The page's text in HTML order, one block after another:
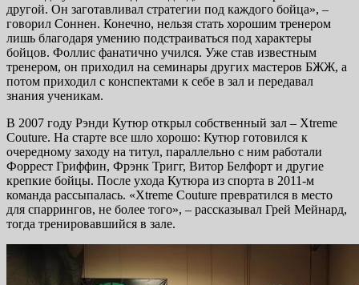
другой. Он заготавливал стратегии под каждого бойца», –
говорил Соннен. Конечно, нельзя стать хорошим тренером
лишь благодаря умению подстраиваться под характеры
бойцов. Фоллис фанатично учился. Уже став известным
тренером, он приходил на семинары других мастеров БЖЖ, а
потом приходил с конспектами к себе в зал и передавал
знания ученикам.
В 2007 году Рэнди Кутюр открыл собственный зал – Xtreme
Couture. На старте все шло хорошо: Кутюр готовился к
очередному заходу на титул, параллельно с ним работали
Форрест Гриффин, Фрэнк Тригг, Витор Белфорт и другие
крепкие бойцы. После ухода Кутюра из спорта в 2011-м
команда рассыпалась. «Xtreme Couture превратился в место
для спаррингов, не более того», – рассказывал Грей Мейнард,
тогда тренировавшийся в зале.